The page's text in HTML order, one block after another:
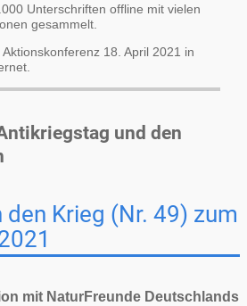
Unterschriften offline mit vielen
gesammelt.
18. April 2021 in
und den
Krieg (Nr. 49) zum
mit NaturFreunde Deutschlands